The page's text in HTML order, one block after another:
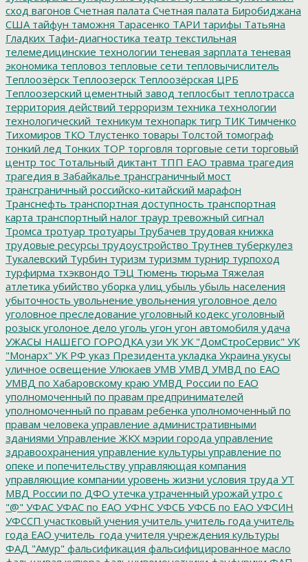
сход вагонов Счетная палата Счетная палата Биробиджана
США тайфун таможня Тарасенко ТАРИ тарифы Татьяна
Гладких Тафи-диагностика театр текстильная
телемедицинские технологии теневая зарплата теневая
экономика тепловоз тепловые сети тепловычислитель
Теплоозёрск Теплоозерск Теплоозёрская ЦРБ
Теплоозерский цементный завод теплосбыт теплотрасса
территория действий терроризм техника технологии
технологический_техникум технопарк тигр ТИК Тимченко
Тихомиров ТКО Тлустенко товары Толстой томограф
тонкий лед Тонких ТОР торговля торговые сети торговый
центр тос Тотальный диктант ТПП ЕАО травма трагедия
трагедия в Забайкалье трансграничный мост
трансграничный российско-китайский марафон
Транснефть транспортная доступность транспортная
карта транспортный налог траур тревожный сигнал
Тромса тротуар тротуары Трубачев трудовая книжка
трудовые ресурсы трудоустройство Трутнев туберкулез
Тукалевский Турбин туризм туризмм турнир турпоход
турфирма тхэквондо ТЭЦ Тюмень тюрьма Тяжелая
атлетика убийство уборка улиц убыль убыль населения
убыточность увольнение увольнения уголовное дело
уголовное преследование уголовный кодекс уголовный
розыск уголоное дело уголь угон угон автомобиля удача
УЖАСЫ НАШЕГО ГОРОДКА узи УК УК "ДомСтроСервис" УК
"Монарх" УК РФ указ Президента укладка Украина укусы
уличное освещение Улюкаев УМВ УМВД УМВД по ЕАО
УМВД по Хабаровскому краю УМВД России по ЕАО
уполномоченный по правам предпринимателей
уполномоченный по правам ребенка уполномоченный по
правам человека управление административными
зданиями Управление ЖКХ мэрии города управление
здравоохранения управление культуры управление по
опеке и попечительству управляющая компания
управляющие компании уровень жизни условия труда УТ
МВД России по ДФО утечка утраченный урожай утро с
"@" УФАС УФАС по ЕАО УФНС УФСБ УФСБ по ЕАО УФСИН
УФССП участковый учения учитель учитель года учитель
года ЕАО учитель_года учителя учреждения культуры
ФАД "Амур" фальсификация фальсифицированное масло